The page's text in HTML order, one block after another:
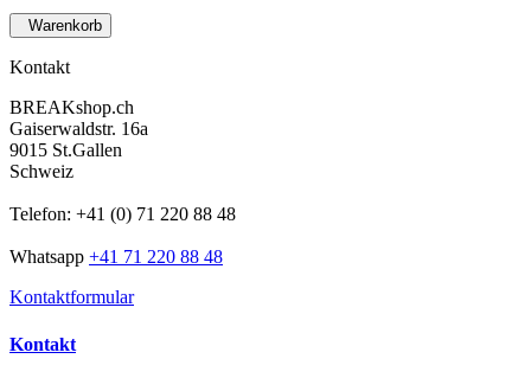
Warenkorb
Kontakt
BREAKshop.ch
Gaiserwaldstr. 16a
9015 St.Gallen
Schweiz
Telefon: +41 (0) 71 220 88 48
Whatsapp +41 71 220 88 48
Kontaktformular
Kontakt